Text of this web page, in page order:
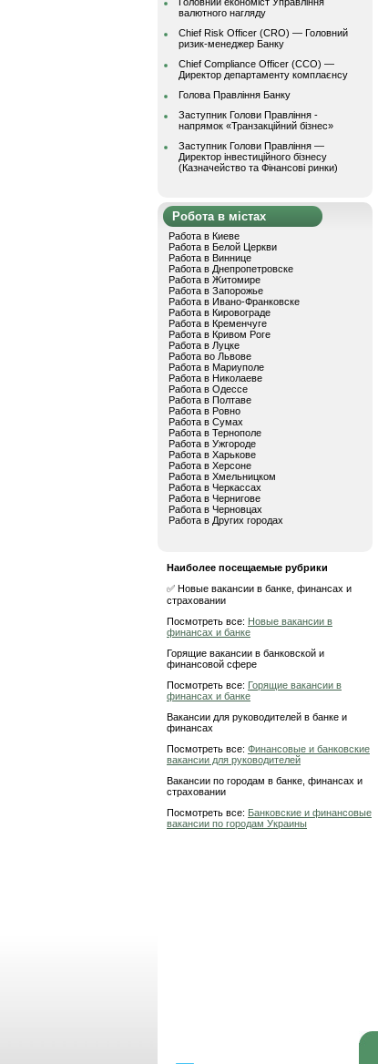
валютного нагляду
Chief Risk Officer (CRO) — Головний
ризик-менеджер Банку
Chief Compliance Officer (CCO) —
Директор департаменту комплаєнсу
Голова Правління Банку
Заступник Голови Правління -
напрямок «Транзакційний бізнес»
Заступник Голови Правління —
Директор інвестиційного бізнесу
(Казначейство та Фінансові ринки)
Робота в містах
Работа в Киеве
Работа в Белой Церкви
Работа в Виннице
Работа в Днепропетровске
Работа в Житомире
Работа в Запорожье
Работа в Ивано-Франковске
Работа в Кировограде
Работа в Кременчуге
Работа в Кривом Роге
Работа в Луцке
Работа во Львове
Работа в Мариуполе
Работа в Николаеве
Работа в Одессе
Работа в Полтаве
Работа в Ровно
Работа в Сумах
Работа в Тернополе
Работа в Ужгороде
Работа в Харькове
Работа в Херсоне
Работа в Хмельницком
Работа в Черкассах
Работа в Чернигове
Работа в Черновцах
Работа в Других городах
Наиболее посещаемые рубрики
✅ Новые вакансии в банке, финансах и
страховании
Посмотреть все: Новые вакансии в
финансах и банке
Горящие вакансии в банковской и
финансовой сфере
Посмотреть все: Горящие вакансии в
финансах и банке
Вакансии для руководителей в банке и
финансах
Посмотреть все: Финансовые и банковские
вакансии для руководителей
Вакансии по городам в банке, финансах и
страховании
Посмотреть все: Банковские и финансовые
вакансии по городам Украины